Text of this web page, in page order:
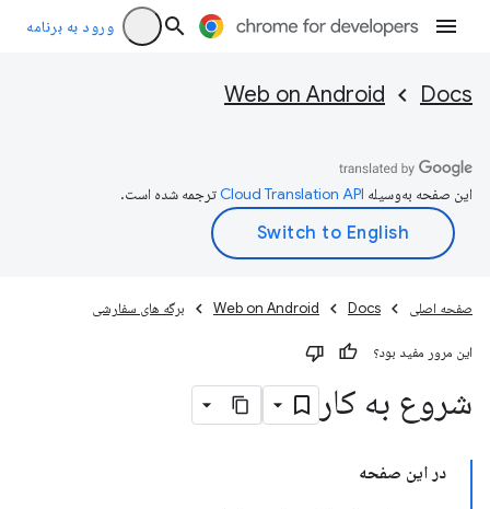
ورود به برنامه
Docs
Web on Android
این صفحه به‌وسیله ترجمه شده است.
صفحه اصلی Docs
Web on Android برگه های سفارشی
این مرور مفید بود؟
شروع به کار
در این صفحه